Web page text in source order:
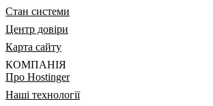
Стан системи
Центр довіри
Карта сайту
КОМПАНІЯ
Про Hostinger
Наші технології